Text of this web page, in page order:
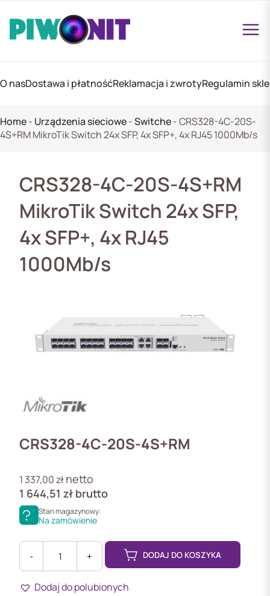
O nasDostawa i płatnośćReklamacja i zwrotyRegulamin
Home- Urządzenia sieciowe-Switche-CRS328-4C-20S-
4S+RM MikroTik Switch 24x SFP, 4x SFP+, 4x RJ45 1000Mb/s
CRS328-4C-20S-4S+RM
MikroTik Switch 24x SFP,
4x SFP+, 4x RJ45
1000Mb/s
CRS328-4C-20S-4S+RM
1 337,00złnetto
1 644,51 zł brutto
Stan magazynowy:
Na zamówienie
-
ilość
CRS328-
4C-
+ DODAJ DO KOSZYKA
Dodaj do polubionych